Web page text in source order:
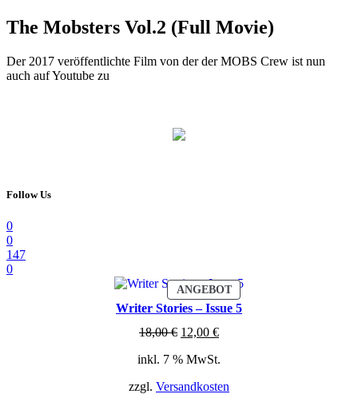
The Mobsters Vol.2 (Full Movie)
Der 2017 veröffentlichte Film von der der MOBS Crew ist nun
auch auf Youtube zu
Follow Us
0
0
147
0
ANGEBOTPRODUKT
IM
ANGEBOT
Writer Stories – Issue 5
18,00€ Ursprünglicher
war:
12,00 €Aktueller
ist:
inkl. 7 % MwSt.
zzgl. Versandkosten